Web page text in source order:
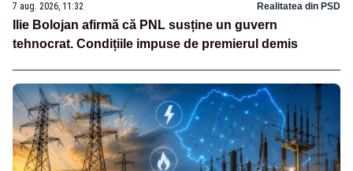
7 aug. 2026, 11:32 Realitatea din PSD
Ilie Bolojan afirmă că PNL susține un guvern
tehnocrat. Condițiile impuse de premierul demis